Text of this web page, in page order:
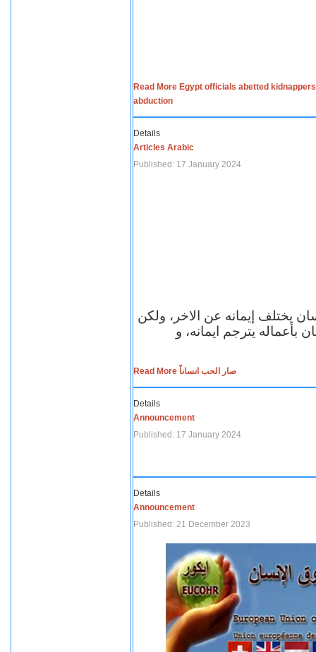
Read More Egypt officials abetted
abduction
Details
Articles Arabic
Published: 17 January 2024
يختلف إيمانه عن الاخر، ولكن
بأعماله يترجم ايمانه، و
Read More صار الحب انساناً
Details
Announcement
Published: 17 January 2024
Details
Announcement
Published: 21 December 2023